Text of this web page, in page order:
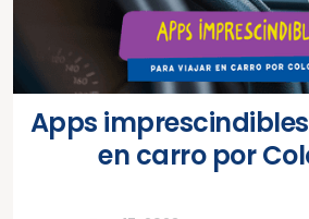
Apps
en carro por